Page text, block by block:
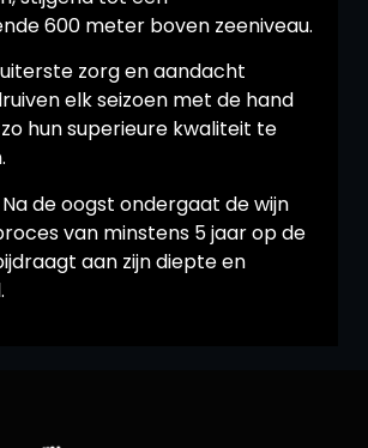
600 meter boven zeeniveau.
zorg en aandacht
elk seizoen met de hand
hun superieure kwaliteit te
Na de oogst ondergaat de wijn
van minstens 5 jaar op de
aan zijn diepte en